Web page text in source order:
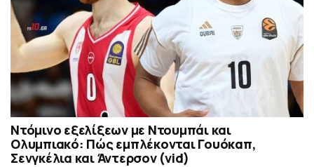
Ντόμινο εξελίξεων με Ντουμπάι και
Ολυμπιακό: Πώς εμπλέκονται Γουόκαπ,
Σενγκέλια και Άντερσον (vid)